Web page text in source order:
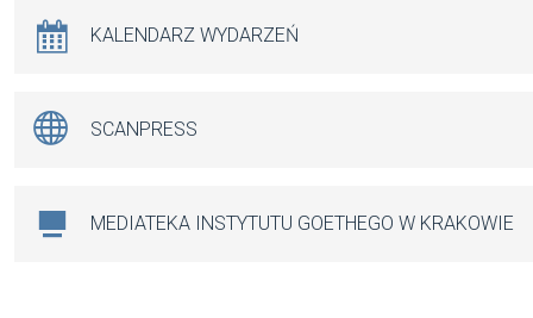
KALENDARZ WYDARZEŃ
SCANPRESS
MEDIATEKA INSTYTUTU GOETHEGO W KRAKOWIE